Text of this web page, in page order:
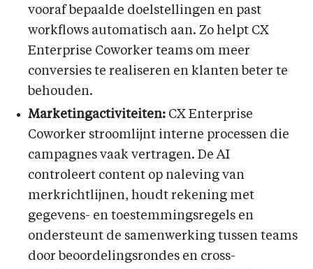
vooraf bepaalde doelstellingen en past
workflows automatisch aan. Zo helpt CX
Enterprise Coworker teams om meer
conversies te realiseren en klanten beter te
behouden.
Marketingactiviteiten: CX Enterprise
Coworker stroomlijnt interne processen die
campagnes vaak vertragen. De AI
controleert content op naleving van
merkrichtlijnen, houdt rekening met
gegevens- en toestemmingsregels en
ondersteunt de samenwerking tussen teams
door beoordelingsrondes en cross-